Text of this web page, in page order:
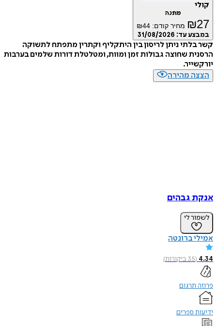
קולי
מתנה
₪27 מחיר קודם: ₪44
במבצע עד: 31/08/2026
קשר בלתי ניתן לריסון בין היתקליף וקתרין מתפתח לתשוקה
הרסנית שחוצה גבולות זמן ומוות, ומטלטלת דורות שלמים בערבות
יורקשייר.
הצצה מהירה
אנקת גבהים
לשמור לי
אמילי ברונטה
4.34
(
35ביקורות)
פרוזה תרגום
ידיעות ספרים